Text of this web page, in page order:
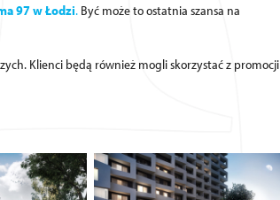
97 w Łodzi. Być może to ostatnia szansa na
Klienci będą również mogli skorzystać z promocji